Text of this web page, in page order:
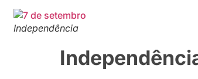
Independência